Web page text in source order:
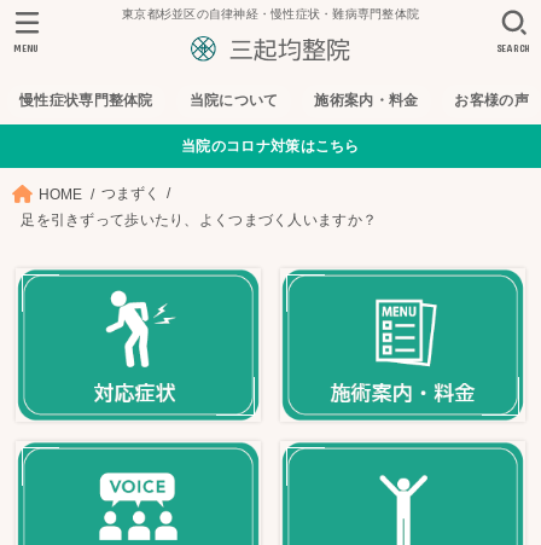
東京都杉並区の自律神経・慢性症状・難病専門整体院
慢性症状専門整体院 当院について 施術案内・料金 お客様の声
SEARCH
MENU
当院のコロナ対策はこちら
HOME
つまずく
足を引きずって歩いたり、よくつまづく人いますか？